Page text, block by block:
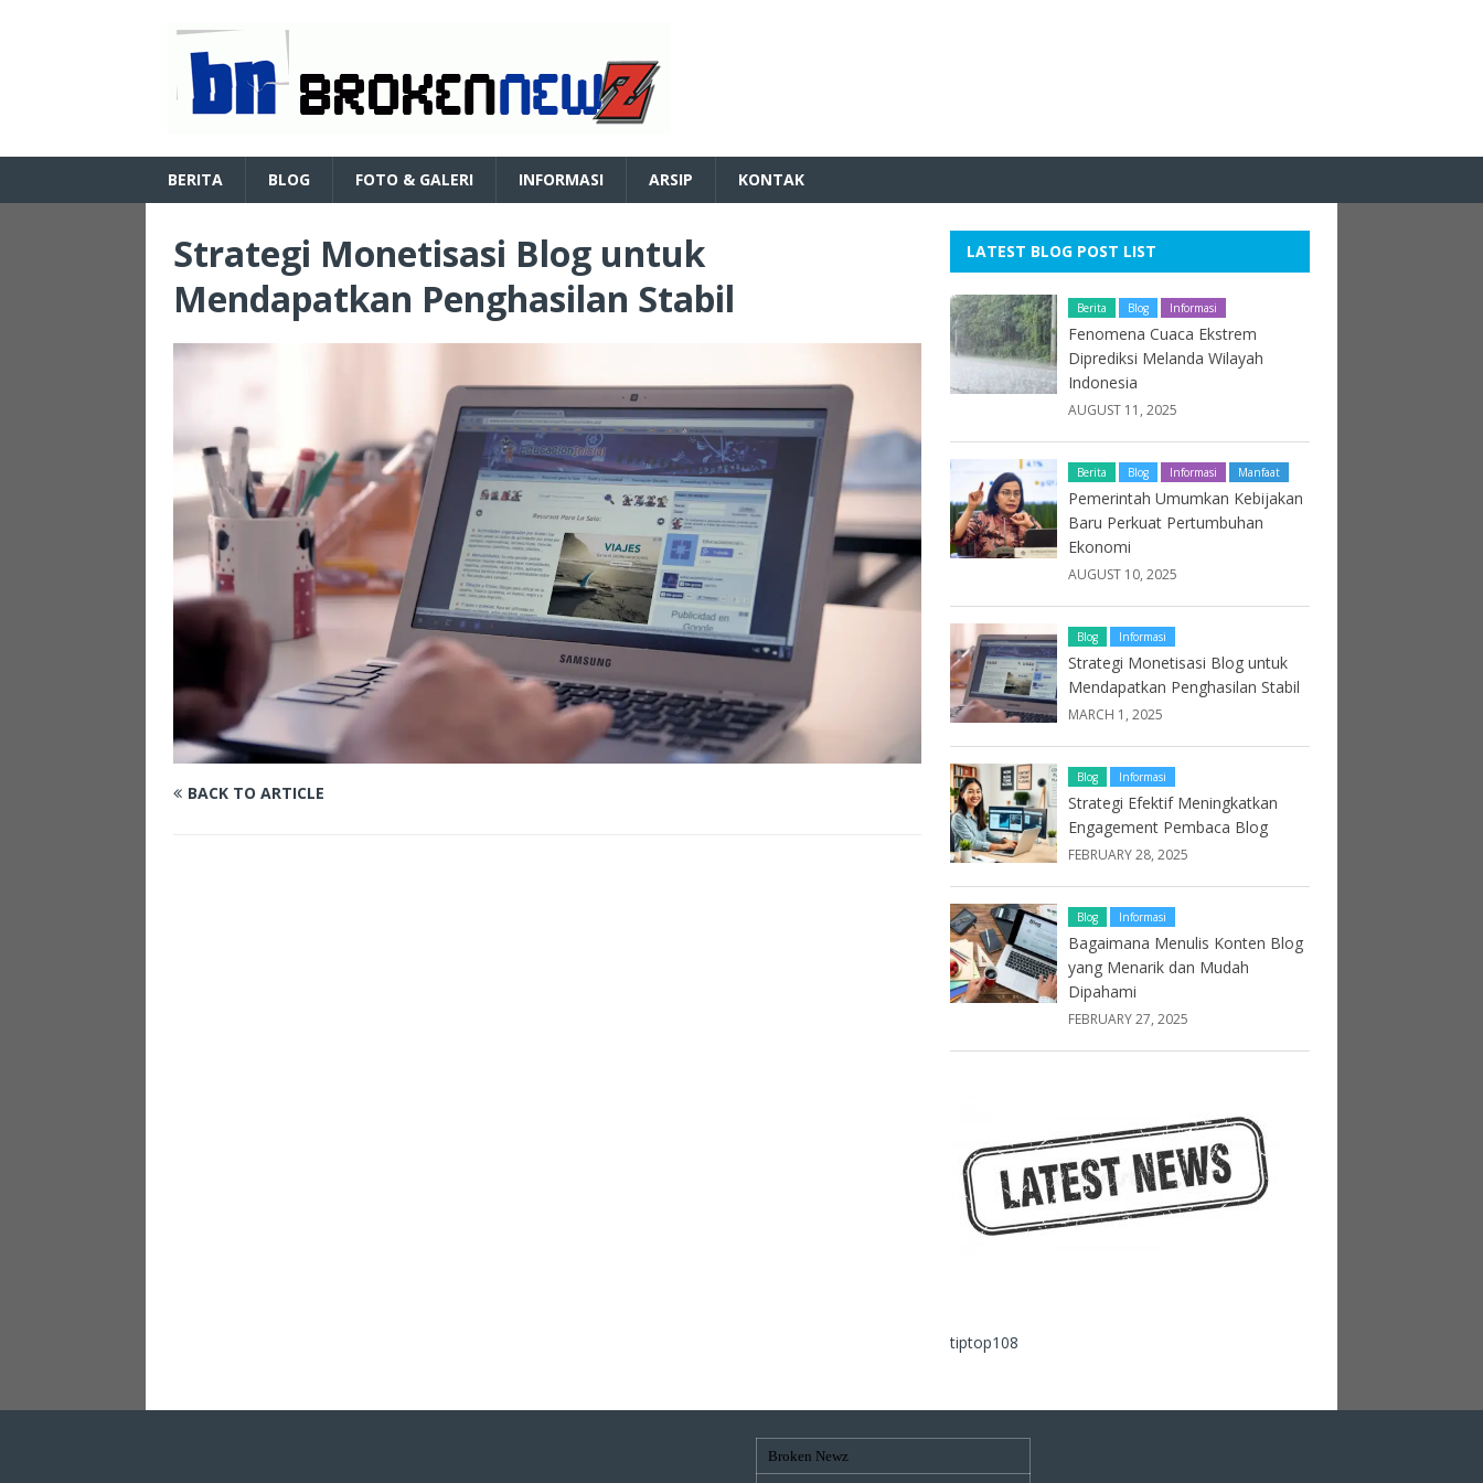
BERITA BLOG FOTO & GALERI INFORMASI ARSIP KONTAK
Strategi Monetisasi Blog untuk
Mendapatkan Penghasilan Stabil
BACK TO ARTICLE
LATEST BLOG POST LIST
Berita Blog Informasi
Fenomena Cuaca Ekstrem
Diprediksi Melanda Wilayah
Indonesia
AUGUST 11, 2025
Berita Blog Informasi Manfaat
Pemerintah Umumkan Kebijakan
Baru Perkuat Pertumbuhan
Ekonomi
AUGUST 10, 2025
Blog Informasi
Strategi Monetisasi Blog untuk
Mendapatkan Penghasilan Stabil
MARCH 1, 2025
Blog Informasi
Strategi Efektif Meningkatkan
Engagement Pembaca Blog
FEBRUARY 28, 2025
Blog Informasi
Bagaimana Menulis Konten Blog
yang Menarik dan Mudah
Dipahami
FEBRUARY 27, 2025
tiptop108
Broken Newz